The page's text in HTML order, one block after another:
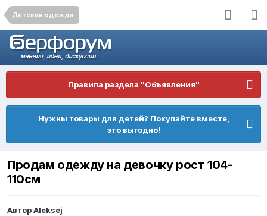
Детская одежда
Правила раздела "Объявления"
Нужны товары для детей? Покупайте вместе,
это выгодно!
Продам одежду на девочку рост 104-
110см
АвторAleksej